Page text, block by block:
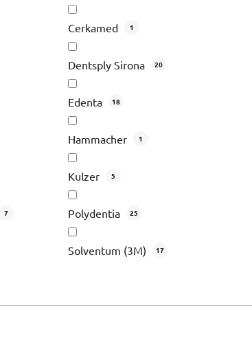
Cerkamed 1
Dentsply Sirona 20
Edenta 18
Hammacher 1
Kulzer 5
7 Polydentia 25
Solventum (3M) 17